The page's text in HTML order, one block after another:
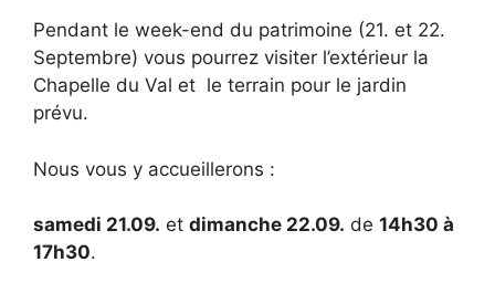
Pendant le week-end du patrimoine (21. et 22.
Septembre) vous pourrez visiter l’extérieur la
Chapelle du Val et le terrain pour le jardin
prévu.
Nous vous y accueillerons :
samedi 21.09. et dimanche 22.09. de 14h30 à
17h30.